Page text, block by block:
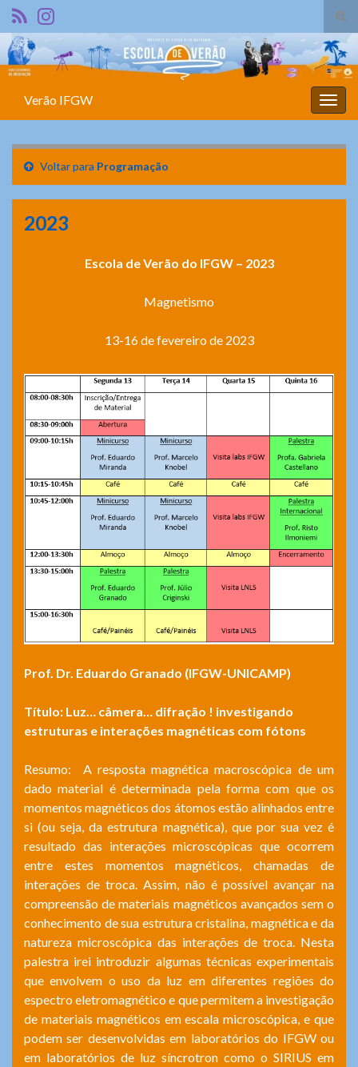
de
Search for:
Verão IFGW
Voltar para Programação
2023
Escola de Verão do IFGW – 2023
Magnetismo
13-16 de fevereiro de 2023
Prof. Dr. Eduardo Granado (IFGW-UNICAMP)
Título: Luz… câmera… difração ! investigando
estruturas e interações magnéticas com fótons
Resumo: A resposta magnética macroscópica de um
dado material é determinada pela forma com que os
momentos magnéticos dos átomos estão alinhados entre
si (ou seja, da estrutura magnética), que por sua vez é
resultado das interações microscópicas que ocorrem
entre estes momentos magnéticos, chamadas de
interações de troca. Assim, não é possível avançar na
compreensão de materiais magnéticos avançados sem o
conhecimento de sua estrutura cristalina, magnética e da
natureza microscópica das interações de troca. Nesta
palestra irei introduzir algumas técnicas experimentais
que envolvem o uso da luz em diferentes regiões do
espectro eletromagnético e que permitem a investigação
de materiais magnéticos em escala microscópica, e que
podem ser desenvolvidas em laboratórios do IFGW ou
em laboratórios de luz síncrotron como o SIRIUS em